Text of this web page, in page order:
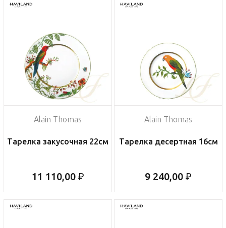
Alain Thomas
Тарелка закусочная 22см
11 110,00 ₽
Alain Thomas
Тарелка десертная 16см
9 240,00 ₽